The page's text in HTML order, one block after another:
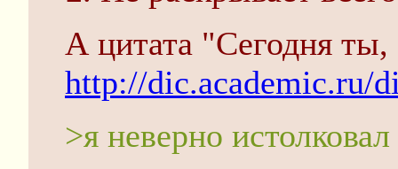
А цитата "Сегодня ты,
http://dic.academic.ru/
>я неверно